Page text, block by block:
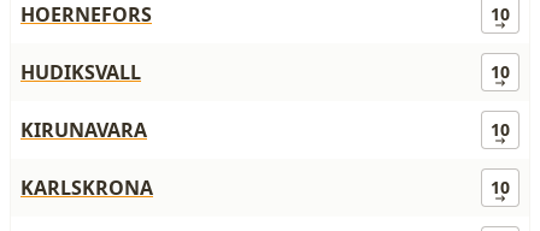
HOERNEFORS 10
HUDIKSVALL 10
KIRUNAVARA 10
KARLSKRONA 10